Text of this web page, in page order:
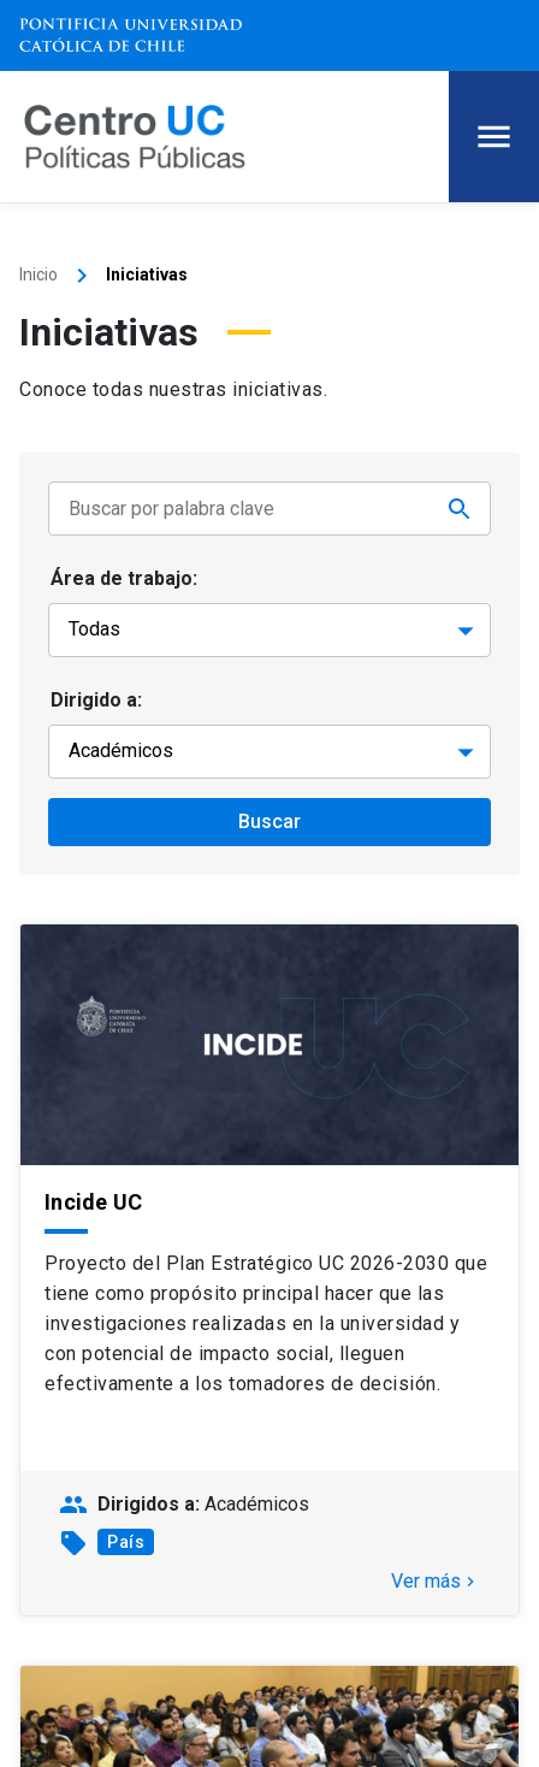
Inicio keyboard_arrow_right Iniciativas
Iniciativas
Conoce todas nuestras iniciativas.
Área de trabajo:
Dirigido a:
Buscar
Incide UC
Proyecto del Plan Estratégico UC 2026-2030 que
tiene como propósito principal hacer que las
investigaciones realizadas en la universidad y
con potencial de impacto social, lleguen
efectivamente a los tomadores de decisión.
people Dirigidos a: Académicos
sell País
Ver más keyboard_arrow_right